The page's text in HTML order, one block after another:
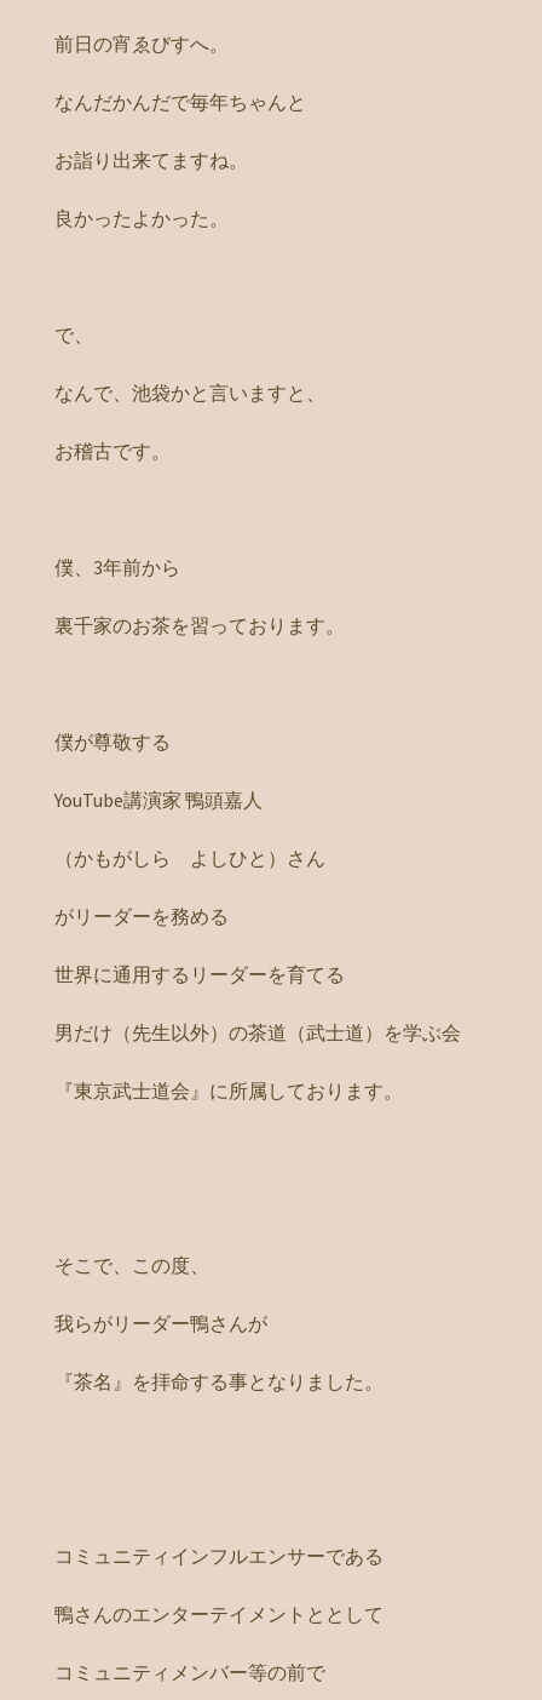
前日の宵ゑびすへ。
なんだかんだで毎年ちゃんと
お詣り出来てますね。
良かったよかった。
で、
なんで、池袋かと言いますと、
お稽古です。
僕、3年前から
裏千家のお茶を習っております。
僕が尊敬する
YouTube講演家 鴨頭嘉人
（かもがしら よしひと）さん
がリーダーを務める
世界に通用するリーダーを育てる
男だけ（先生以外）の茶道（武士道）を学ぶ会
『東京武士道会』に所属しております。
そこで、この度、
我らがリーダー鴨さんが
『茶名』を拝命する事となりました。
コミュニティインフルエンサーである
鴨さんのエンターテイメントととして
コミュニティメンバー等の前で